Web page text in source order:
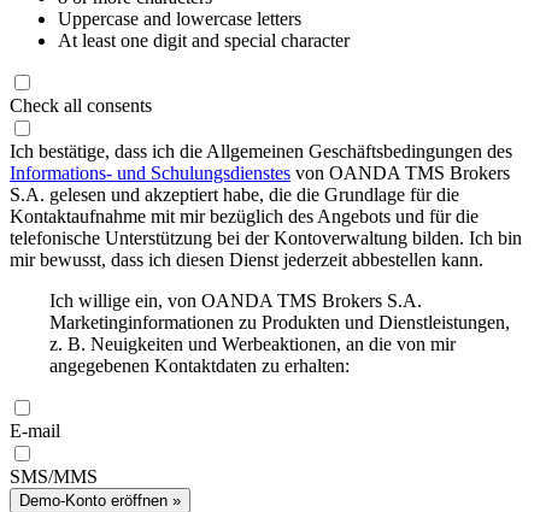
Uppercase and lowercase letters
At least one digit and special character
Check all consents
Ich bestätige, dass ich die Allgemeinen Geschäftsbedingungen des
Informations- und Schulungsdienstes von OANDA TMS Brokers
S.A. gelesen und akzeptiert habe, die die Grundlage für die
Kontaktaufnahme mit mir bezüglich des Angebots und für die
telefonische Unterstützung bei der Kontoverwaltung bilden. Ich bin
mir bewusst, dass ich diesen Dienst jederzeit abbestellen kann.
Ich willige ein, von OANDA TMS Brokers S.A.
Marketinginformationen zu Produkten und Dienstleistungen,
z. B. Neuigkeiten und Werbeaktionen, an die von mir
angegebenen Kontaktdaten zu erhalten:
E-mail
SMS/MMS
Demo-Konto eröffnen »